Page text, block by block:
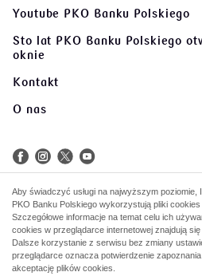
Youtube PKO Banku Polskiego
Sto lat PKO Banku Polskiego
oknie
Kontakt
O nas
©2026 PKO Bank Polski
Kod BIC (Swift): BPKOPLPW
Aby świadczyć usługi na najwyższym
PKO Banku Polskiego wykorzystują pliki
Szczegółowe informacje na temat celu ich
cookies w przeglądarce internetowej znajdują się
Dalsze korzystanie z serwisu bez zmiany
przeglądarce oznacza potwierdzenie
akceptację plików cookies.